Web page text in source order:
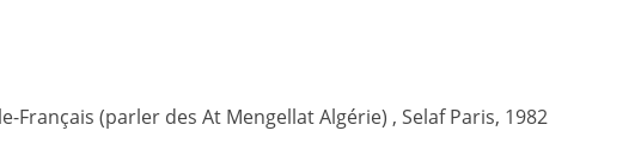
Français (parler des At Mengellat Algérie) , Selaf Paris, 1982